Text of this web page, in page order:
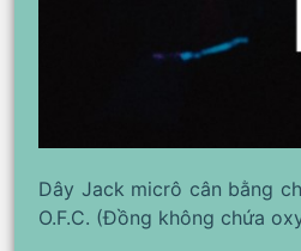
Dây Jack micrô cân bằng
O.F.C. (Đồng không chứa